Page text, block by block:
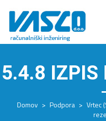
5.4.8 IZPIS
Domov > Podpora > Vrtec